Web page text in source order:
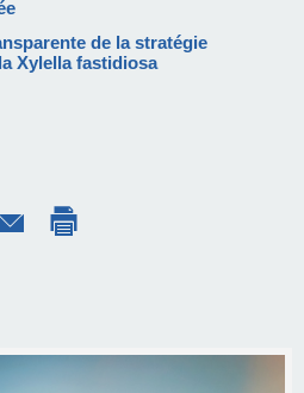
de la stratégie
Xylella fastidiosa